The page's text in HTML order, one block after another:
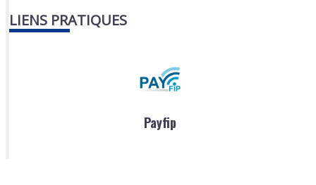
LIENS PRATIQUES
Payfip